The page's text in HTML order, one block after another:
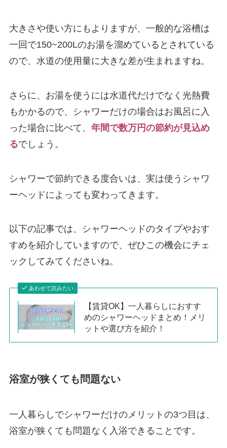
大きさや使い方にもよりますが、一般的な浴槽は
一回で150~200Lのお湯を溜めているとされている
ので、水道の使用量に大きな差が生まれますね。
さらに、お湯を使うには水道代だけでなく光熱費
もかかるので、シャワーだけの場合はお風呂に入
った場合に比べて、 年間で数万円の節約が見込め
るでしょう。
シャワーで節約できる度合いは、実は使うシャワ
ーヘッドによっても変わってきます。
以下の記事では、シャワーヘッドのタイプやおす
すめを紹介していますので、ぜひこの機会にチェ
ックしてみてくださいね。
あわせて読みたい
【賃貸OK】一人暮らしにおすす
めのシャワーヘッドまとめ！メリ
ットや選び方を紹介！
浴室が狭くても問題ない
一人暮らしでシャワーだけのメリットの3つ目は、
浴室が狭くても問題なく入浴できることです。